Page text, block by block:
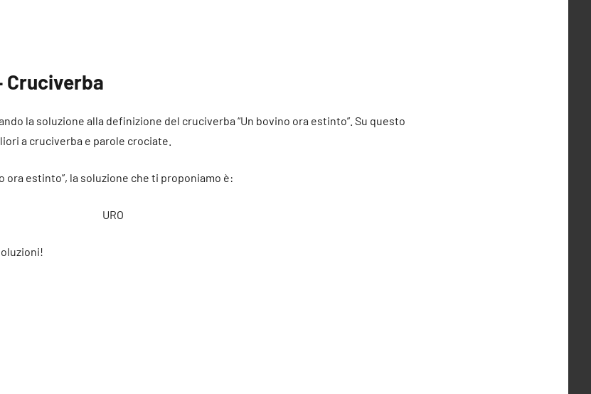
Cruciverba
la soluzione alla definizione del cruciverba “Un bovino ora estinto”. Su questo
a cruciverba e parole crociate.
ora estinto”, la soluzione che ti proponiamo è:
URO